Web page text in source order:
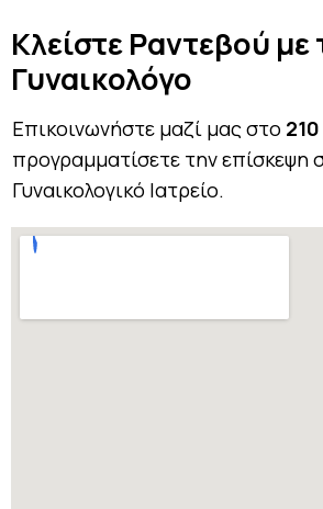
Κλείστε Ραντεβού με
Γυναικολόγο
Επικοινωνήστε μαζί μας στο
προγραμματίσετε την επίσκεψη
Γυναικολογικό Ιατρείο.